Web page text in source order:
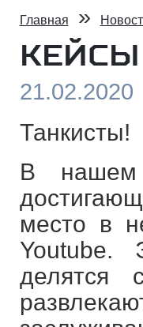
Главная »
КЕЙСЫ
21.02.2020
Танкисты!
В нашем
место в
Youtube.
делятся